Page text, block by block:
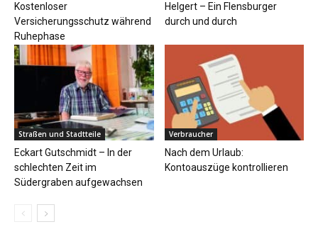
Kostenloser
Versicherungsschutz während
Ruhephase
Helgert – Ein Flensburger
durch und durch
Straßen und Stadtteile
Eckart Gutschmidt – In der
schlechten Zeit im
Südergraben aufgewachsen
Verbraucher
Nach dem Urlaub:
Kontoauszüge kontrollieren